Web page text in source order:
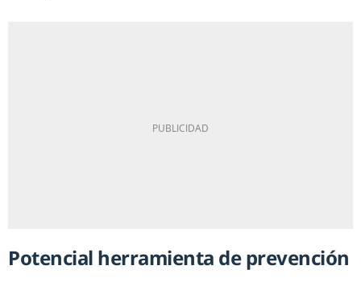
Potencial herramienta de prevención